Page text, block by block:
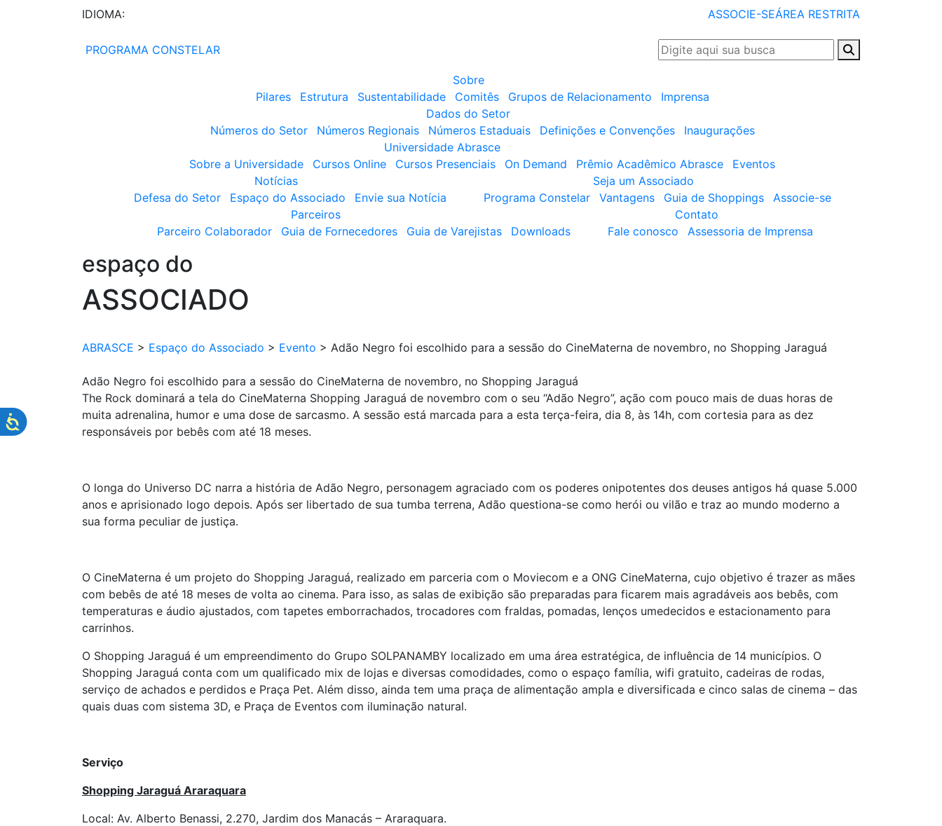
IDIOMA: ASSOCIE-SEÁREA RESTRITA
PROGRAMA CONSTELAR
Sobre
Pilares
Estrutura Sustentabilidade Comitês Grupos de Relacionamento
Imprensa
Dados do Setor
Números do Setor
Números Regionais Números Estaduais Definições e Convenções
Inaugurações
Universidade Abrasce
Sobre a Universidade
Cursos Online Cursos Presenciais On Demand Prêmio Acadêmico Abrasce
Eventos
Notícias
Defesa do Setor
Espaço do Associado Envie sua Notícia
Seja um Associado
Programa Constelar
Vantagens Guia de Shoppings
Associe-se
Parceiros
Parceiro Colaborador
Guia de Fornecedores Guia de Varejistas Downloads
Contato
Fale conosco
Assessoria de Imprensa
espaço do
ASSOCIADO
ABRASCE > Espaço do Associado > Evento > Adão Negro foi escolhido para a sessão do CineMaterna de novembro, no Shopping Jaraguá
Adão Negro foi escolhido para a sessão do CineMaterna de novembro, no Shopping Jaraguá
The Rock dominará a tela do CineMaterna Shopping Jaraguá de novembro com o seu “Adão Negro”, ação com pouco mais de duas horas de
muita adrenalina, humor e uma dose de sarcasmo. A sessão está marcada para a esta terça-feira, dia 8, às 14h, com cortesia para as dez
responsáveis por bebês com até 18 meses.
O longa do Universo DC narra a história de Adão Negro, personagem agraciado com os poderes onipotentes dos deuses antigos há quase 5.000
anos e aprisionado logo depois. Após ser libertado de sua tumba terrena, Adão questiona-se como herói ou vilão e traz ao mundo moderno a
sua forma peculiar de justiça.
O CineMaterna é um projeto do Shopping Jaraguá, realizado em parceria com o Moviecom e a ONG CineMaterna, cujo objetivo é trazer as mães
com bebês de até 18 meses de volta ao cinema. Para isso, as salas de exibição são preparadas para ficarem mais agradáveis aos bebês, com
temperaturas e áudio ajustados, com tapetes emborrachados, trocadores com fraldas, pomadas, lenços umedecidos e estacionamento para
carrinhos.
O Shopping Jaraguá é um empreendimento do Grupo SOLPANAMBY localizado em uma área estratégica, de influência de 14 municípios. O
Shopping Jaraguá conta com um qualificado mix de lojas e diversas comodidades, como o espaço família, wifi gratuito, cadeiras de rodas,
serviço de achados e perdidos e Praça Pet. Além disso, ainda tem uma praça de alimentação ampla e diversificada e cinco salas de cinema – das
quais duas com sistema 3D, e Praça de Eventos com iluminação natural.
Serviço
Shopping Jaraguá Araraquara
Local: Av. Alberto Benassi, 2.270, Jardim dos Manacás – Araraquara.